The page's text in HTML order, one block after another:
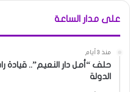
على مدار الساعة
منذ 3 أيام
حلف “أمل دار النعيم”..
الدولة